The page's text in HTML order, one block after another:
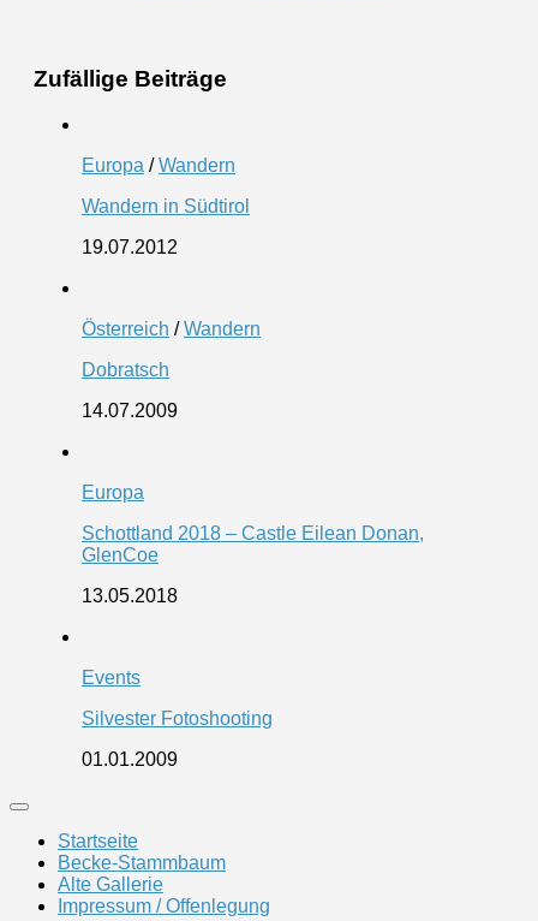
Zufällige Beiträge
Europa /Wandern
Wandern in Südtirol
19.07.2012
Österreich /Wandern
Dobratsch
14.07.2009
Europa
Schottland 2018 – Castle Eilean Donan,
GlenCoe
13.05.2018
Events
Silvester Fotoshooting
01.01.2009
Startseite
Becke-Stammbaum
Alte Gallerie
Impressum / Offenlegung